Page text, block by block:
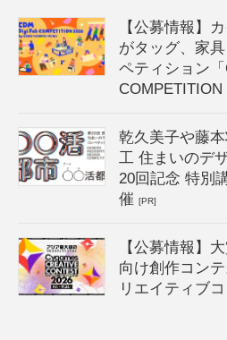
【公募情報】
がタッグ、家
ペティション
乾久美子や藤
工 住まいのデ
20回記念 特別
催[PR]
【公募情報】
向け創作コン
リエイティブ